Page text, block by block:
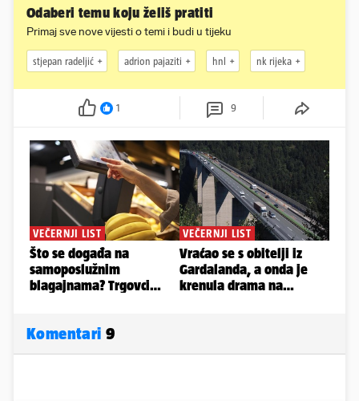
Odaberi temu koju želiš pratiti
Primaj sve nove vijesti o temi i budi u tijeku
stjepan radeljić adrion pajaziti hnl nk rijeka
1 9
Komentari 9